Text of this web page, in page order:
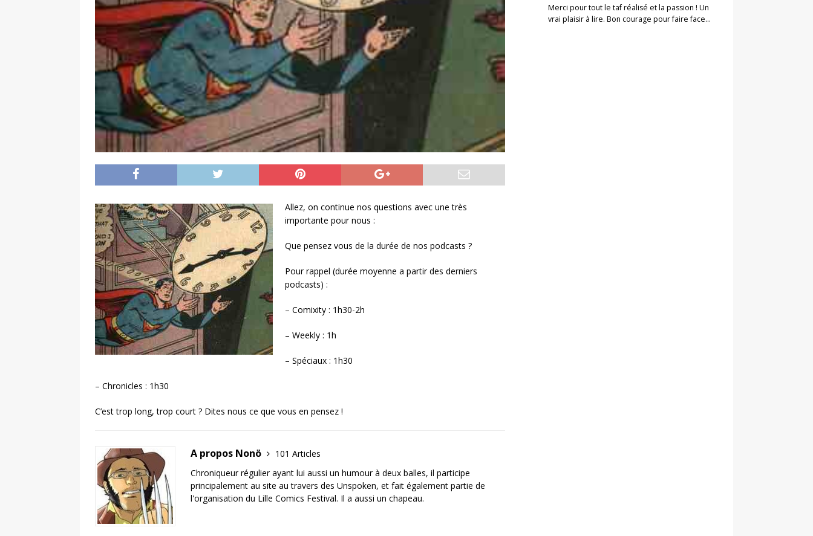
Allez, on continue nos questions avec une très
importante pour nous :
Que pensez vous de la durée de nos podcasts ?
Pour rappel (durée moyenne a partir des derniers
podcasts) :
– Comixity : 1h30-2h
– Weekly : 1h
– Spéciaux : 1h30
– Chronicles : 1h30
C’est trop long, trop court ? Dites nous ce que vous en pensez !
A propos Nonö
101 Articles
Chroniqueur régulier ayant lui aussi un humour à deux balles, il participe
principalement au site au travers des Unspoken, et fait également partie de
l'organisation du Lille Comics Festival. Il a aussi un chapeau.
Merci pour tout le taf réalisé et la passion ! Un
vrai plaisir à lire. Bon courage pour faire face…